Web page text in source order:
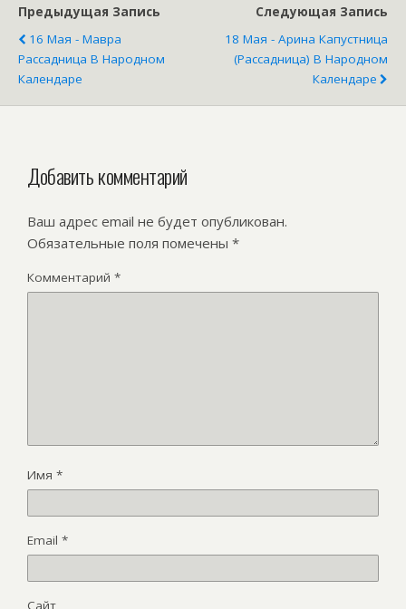
Предыдущая Запись
16 Мая - Мавра
Рассадница В Народном
Календаре
Следующая Запись
18 Мая - Арина Капустница
(Рассадница) В Народном
Календаре
Добавить комментарий
Ваш адрес email не будет опубликован.
Обязательные поля помечены *
Комментарий *
Имя *
Email *
Сайт